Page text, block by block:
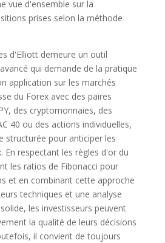
vue d'ensemble sur la
prises selon la méthode
d'Elliott demeure un outil
qui demande de la pratique
application sur les marchés
du Forex avec des paires
des cryptomonnaies, des
40 ou des actions individuelles,
structurée pour anticiper les
En respectant les règles d'or du
les ratios de Fibonacci pour
et en combinant cette approche
techniques et une analyse
les investisseurs peuvent
la qualité de leurs décisions
il convient de toujours